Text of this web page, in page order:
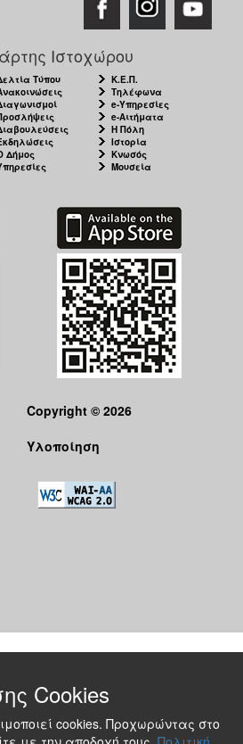
Ιστοχώρου
Τύπου
Δήμος
Κ.Ε.Π.
Τηλέφωνα
e-Υπηρεσίες
e-Αιτήματα
Η Πόλη
Ιστορία
Κνωσός
Μουσεία
Copyright © 2026
Υλοποίηση
Cookies
cookies. Προχωρώντας στο